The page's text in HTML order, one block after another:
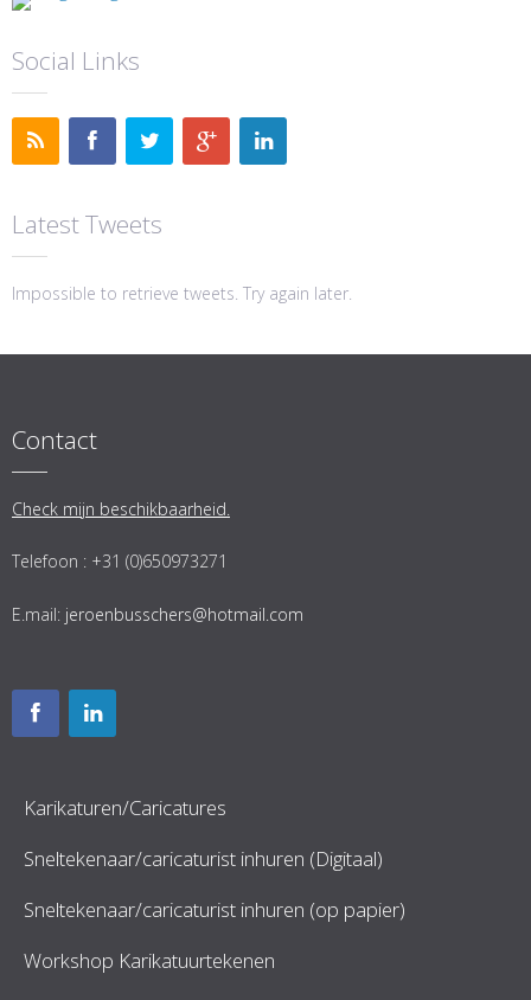
Social Links
Latest Tweets
Impossible to retrieve tweets. Try again later.
Contact
Check mijn beschikbaarheid.
Telefoon : +31 (0)650973271
E.mail: jeroenbusschers@hotmail.com
Karikaturen/Caricatures
Sneltekenaar/caricaturist inhuren (Digitaal)
Sneltekenaar/caricaturist inhuren (op papier)
Workshop Karikatuurtekenen